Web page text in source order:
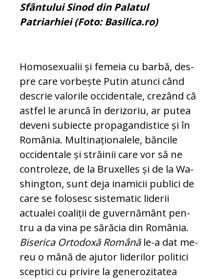
Sfântului Sinod din Palatul
Patriarhiei (Foto: Basilica.ro)
Homosexualii și femeia cu barbă, des­
pre care vorbește Putin atunci când
descrie valorile occidentale, crezând că
astfel le aruncă în derizoriu, ar pu­tea
deveni subiecte propagandistice și în
România. Multinaționalele, băncile
occidentale și străinii care vor să ne
controleze, de la Bruxelles și de la Wa­
shington, sunt deja inamicii publici de
care se folosesc sistematic liderii
actualei coaliții de guvernământ pen­
tru a da vina pe sărăcia din România.
Biserica Ortodoxă Românăle-a dat me­
reu o mână de ajutor liderilor poli­tici
sceptici cu privire la generozitatea